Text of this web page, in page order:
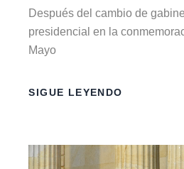
Después del cambio de
presidencial en la
Mayo
SIGUE LEYENDO